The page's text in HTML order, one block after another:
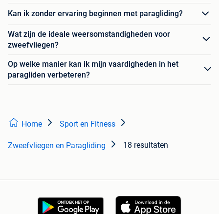
Kan ik zonder ervaring beginnen met paragliding?
Wat zijn de ideale weersomstandigheden voor
zweefvliegen?
Op welke manier kan ik mijn vaardigheden in het
paragliden verbeteren?
Home Sport en Fitness
Zweefvliegen en Paragliding 18 resultaten